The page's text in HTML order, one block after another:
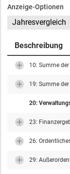
Anzeige-Optionen
Jahresvergleich
Beschreibung
10: Summe
19: Summe
20:
23:
26:
29: